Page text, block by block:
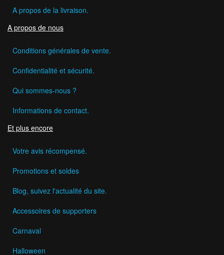
A propos de la livraison.
A propos de nous
Conditions générales de vente.
Confidentialité et sécurité.
Qui sommes-nous ?
Informations de contact.
Et plus encore
Votre avis récompensé.
Promotions et soldes
Blog, suivez l'actualité du site.
Accessoires de supporters
Carnaval
Halloween